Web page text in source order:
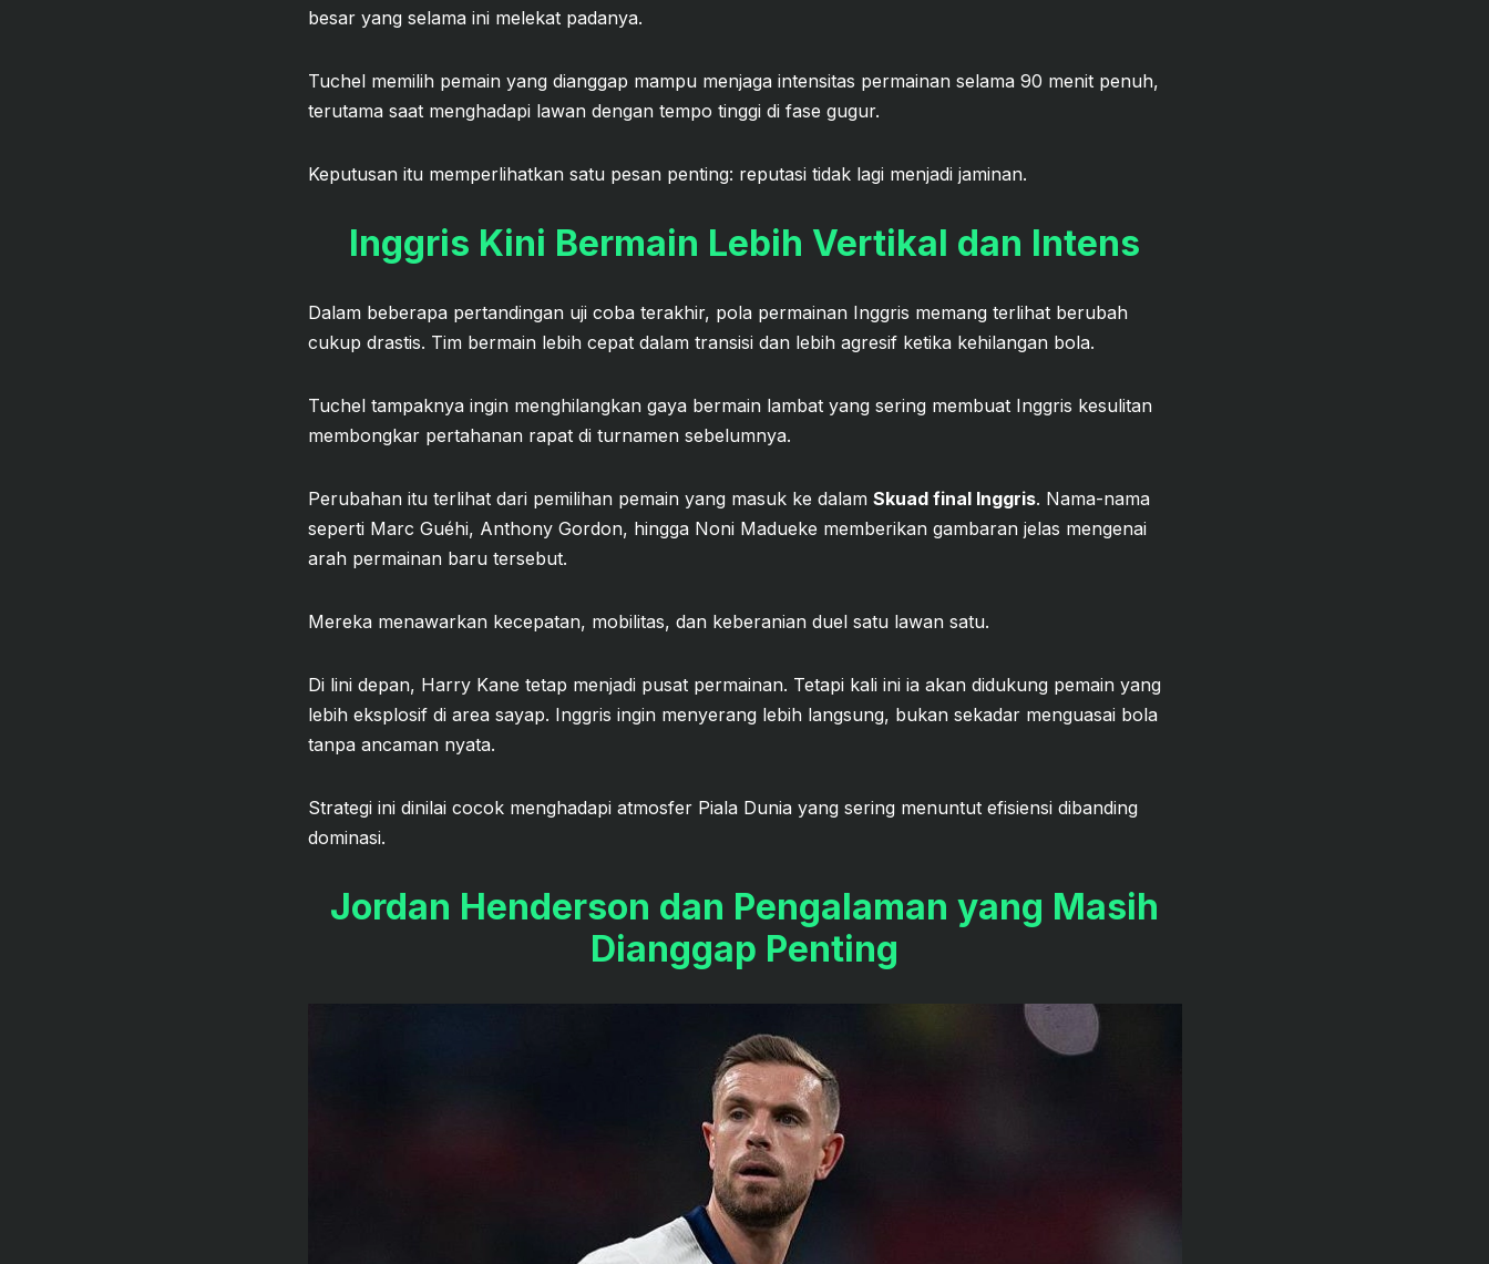
besar yang selama ini melekat padanya.
Tuchel memilih pemain yang dianggap mampu menjaga intensitas permainan selama 90 menit penuh,
terutama saat menghadapi lawan dengan tempo tinggi di fase gugur.
Keputusan itu memperlihatkan satu pesan penting: reputasi tidak lagi menjadi jaminan.
Inggris Kini Bermain Lebih Vertikal dan Intens
Dalam beberapa pertandingan uji coba terakhir, pola permainan Inggris memang terlihat berubah
cukup drastis. Tim bermain lebih cepat dalam transisi dan lebih agresif ketika kehilangan bola.
Tuchel tampaknya ingin menghilangkan gaya bermain lambat yang sering membuat Inggris kesulitan
membongkar pertahanan rapat di turnamen sebelumnya.
Perubahan itu terlihat dari pemilihan pemain yang masuk ke dalam Skuad final Inggris. Nama-nama
seperti Marc Guéhi, Anthony Gordon, hingga Noni Madueke memberikan gambaran jelas mengenai
arah permainan baru tersebut.
Mereka menawarkan kecepatan, mobilitas, dan keberanian duel satu lawan satu.
Di lini depan, Harry Kane tetap menjadi pusat permainan. Tetapi kali ini ia akan didukung pemain yang
lebih eksplosif di area sayap. Inggris ingin menyerang lebih langsung, bukan sekadar menguasai bola
tanpa ancaman nyata.
Strategi ini dinilai cocok menghadapi atmosfer Piala Dunia yang sering menuntut efisiensi dibanding
dominasi.
Jordan Henderson dan Pengalaman yang Masih
Dianggap Penting